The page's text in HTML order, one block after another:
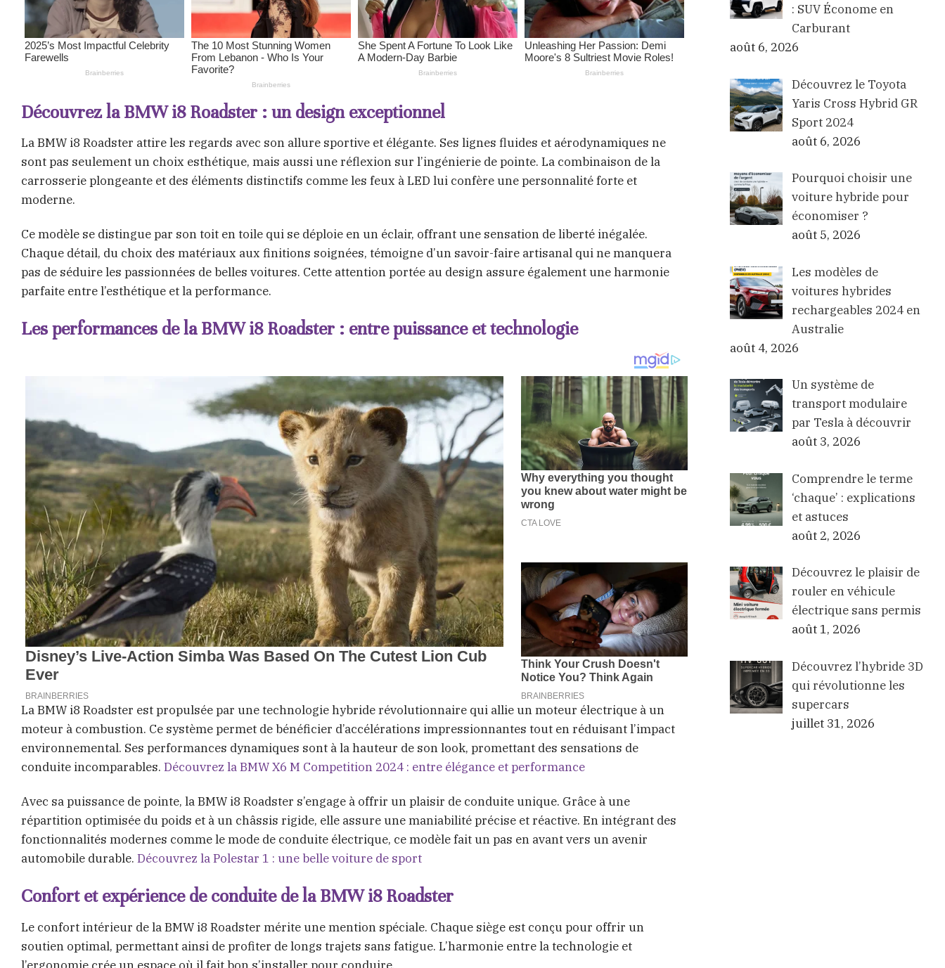
Découvrez la BMW i8 Roadster : un design exceptionnel
La BMW i8 Roadster attire les regards avec son allure sportive et élégante. Ses lignes fluides et aérodynamiques ne
sont pas seulement un choix esthétique, mais aussi une réflexion sur l’ingénierie de pointe. La combinaison de la
carrosserie plongeante et des éléments distinctifs comme les feux à LED lui confère une personnalité forte et
moderne.
Ce modèle se distingue par son toit en toile qui se déploie en un éclair, offrant une sensation de liberté inégalée.
Chaque détail, du choix des matériaux aux finitions soignées, témoigne d’un savoir-faire artisanal qui ne manquera
pas de séduire les passionnées de belles voitures. Cette attention portée au design assure également une harmonie
parfaite entre l’esthétique et la performance.
Les performances de la BMW i8 Roadster : entre puissance et technologie
La BMW i8 Roadster est propulsée par une technologie hybride révolutionnaire qui allie un moteur électrique à un
moteur à combustion. Ce système permet de bénéficier d’accélérations impressionnantes tout en réduisant l’impact
environnemental. Ses performances dynamiques sont à la hauteur de son look, promettant des sensations de
conduite incomparables. Découvrez la BMW X6 M Competition 2024 : entre élégance et performance
Avec sa puissance de pointe, la BMW i8 Roadster s’engage à offrir un plaisir de conduite unique. Grâce à une
répartition optimisée du poids et à un châssis rigide, elle assure une maniabilité précise et réactive. En intégrant des
fonctionnalités modernes comme le mode de conduite électrique, ce modèle fait un pas en avant vers un avenir
automobile durable. Découvrez la Polestar 1 : une belle voiture de sport
Confort et expérience de conduite de la BMW i8 Roadster
Le confort intérieur de la BMW i8 Roadster mérite une mention spéciale. Chaque siège est conçu pour offrir un
soutien optimal, permettant ainsi de profiter de longs trajets sans fatigue. L’harmonie entre la technologie et
l’ergonomie crée un espace où il fait bon s’installer pour conduire.
: SUV Économe en
Carburant
août 6, 2026
Découvrez le Toyota
Yaris Cross Hybrid GR
Sport 2024
août 6, 2026
Pourquoi choisir une
voiture hybride pour
économiser ?
août 5, 2026
Les modèles de
voitures hybrides
rechargeables 2024 en
Australie
août 4, 2026
Un système de
transport modulaire
par Tesla à découvrir
août 3, 2026
Comprendre le terme
‘chaque’ : explications
et astuces
août 2, 2026
Découvrez le plaisir de
rouler en véhicule
électrique sans permis
août 1, 2026
Découvrez l’hybride 3D
qui révolutionne les
supercars
juillet 31, 2026